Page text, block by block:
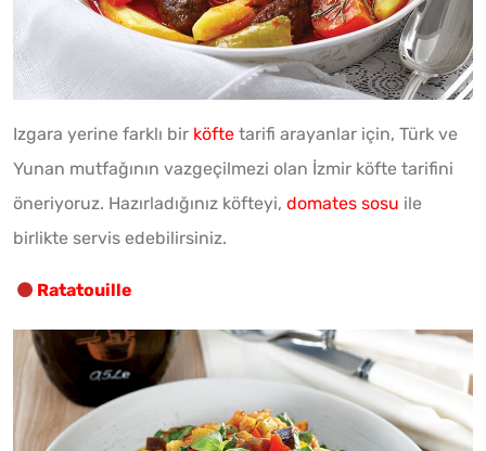
Izgara yerine farklı bir köfte tarifi arayanlar için, Türk ve
Yunan mutfağının vazgeçilmezi olan İzmir köfte tarifini
öneriyoruz. Hazırladığınız köfteyi, domates sosu ile
birlikte servis edebilirsiniz.
Ratatouille